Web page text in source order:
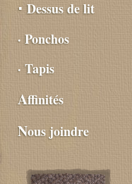
⋅ Dessus de lit
· Ponchos
· Tapis
Affinités
Nous joindre